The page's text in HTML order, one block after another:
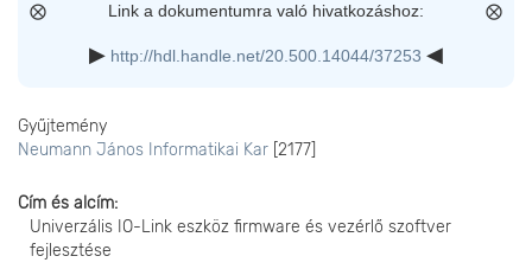
Link a dokumentumra való hivatkozáshoz:
http://hdl.handle.net/20.500.14044/37253
Gyűjtemény
Neumann János Informatikai Kar [2177]
Cím és alcím
Univerzális IO-Link eszköz firmware és vezérlő szoftver
fejlesztése